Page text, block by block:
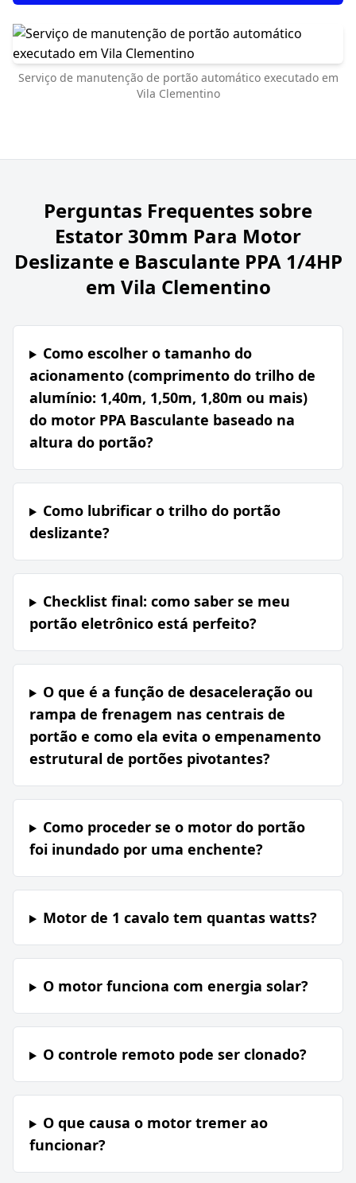
Serviço de manutenção de portão automático executado em
Vila Clementino
Perguntas Frequentes sobre
Estator 30mm Para Motor
Deslizante e Basculante PPA 1/4HP
em Vila Clementino
Como escolher o tamanho do
acionamento (comprimento do trilho de
alumínio: 1,40m, 1,50m, 1,80m ou mais)
do motor PPA Basculante baseado na
altura do portão?
Como lubrificar o trilho do portão
deslizante?
Checklist final: como saber se meu
portão eletrônico está perfeito?
O que é a função de desaceleração ou
rampa de frenagem nas centrais de
portão e como ela evita o empenamento
estrutural de portões pivotantes?
Como proceder se o motor do portão
foi inundado por uma enchente?
Motor de 1 cavalo tem quantas watts?
O motor funciona com energia solar?
O controle remoto pode ser clonado?
O que causa o motor tremer ao
funcionar?